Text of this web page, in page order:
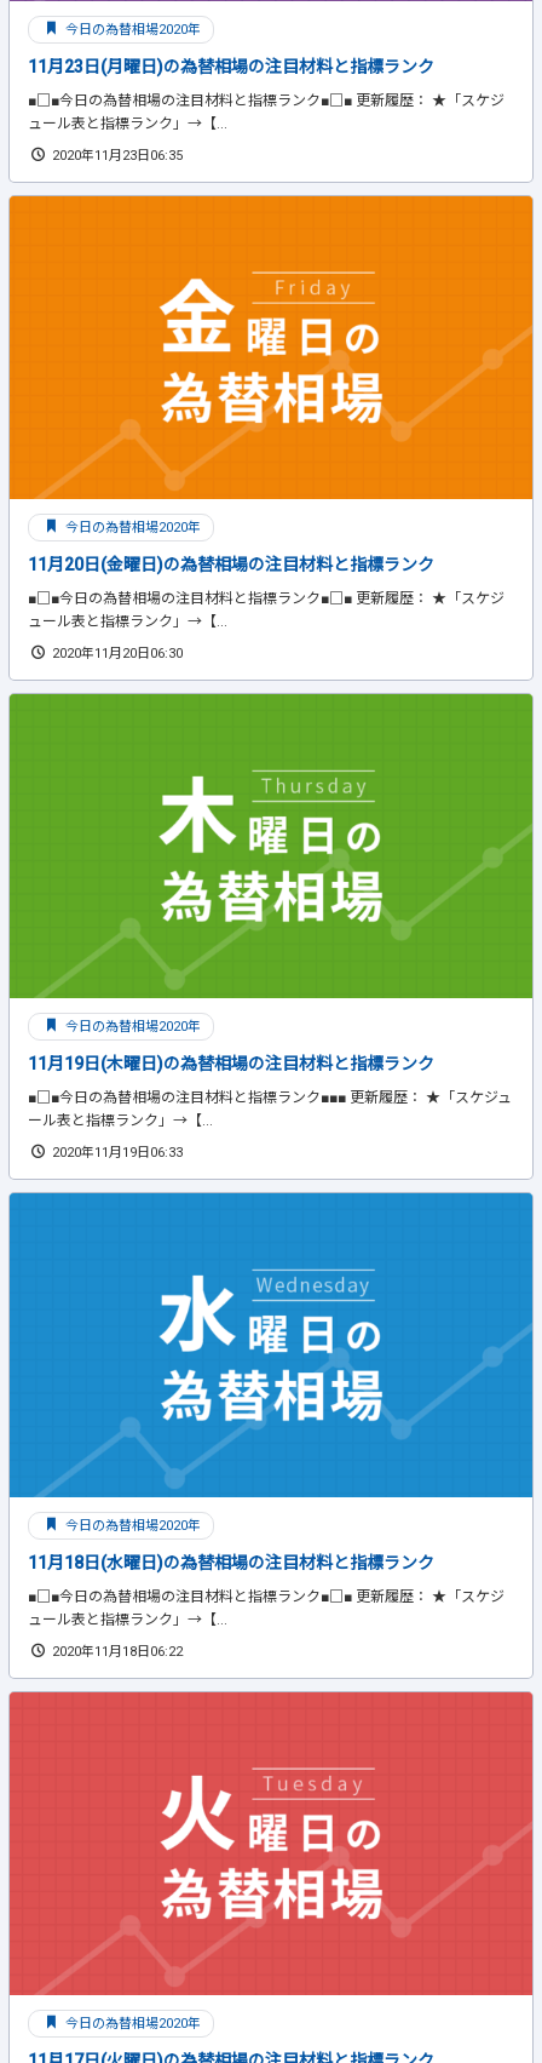
今日の為替相場2020年
11月23日(月曜日)の為替相場の注目材料と指標ランク
■□■今日の為替相場の注目材料と指標ランク■□■ 更新履歴： ★「スケジ
ュール表と指標ランク」→【...
2020年11月23日06:35
今日の為替相場2020年
11月20日(金曜日)の為替相場の注目材料と指標ランク
■□■今日の為替相場の注目材料と指標ランク■□■ 更新履歴： ★「スケジ
ュール表と指標ランク」→【...
2020年11月20日06:30
今日の為替相場2020年
11月19日(木曜日)の為替相場の注目材料と指標ランク
■□■今日の為替相場の注目材料と指標ランク■■■ 更新履歴： ★「スケジュ
ール表と指標ランク」→【...
2020年11月19日06:33
今日の為替相場2020年
11月18日(水曜日)の為替相場の注目材料と指標ランク
■□■今日の為替相場の注目材料と指標ランク■□■ 更新履歴： ★「スケジ
ュール表と指標ランク」→【...
2020年11月18日06:22
今日の為替相場2020年